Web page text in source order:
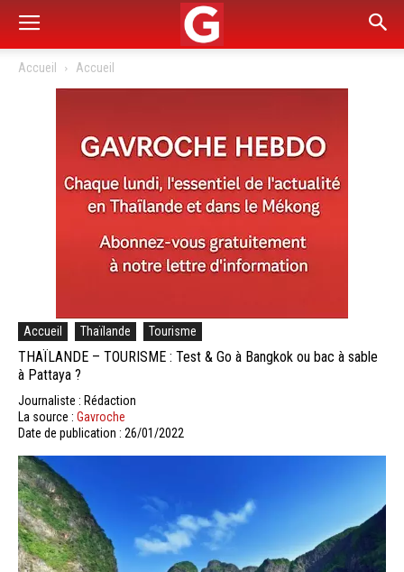
Accueil Accueil
Accueil Thaïlande Tourisme
THAÏLANDE – TOURISME : Test & Go à Bangkok ou bac à sable
à Pattaya ?
Journaliste : Rédaction
La source : Gavroche
Date de publication : 26/01/2022